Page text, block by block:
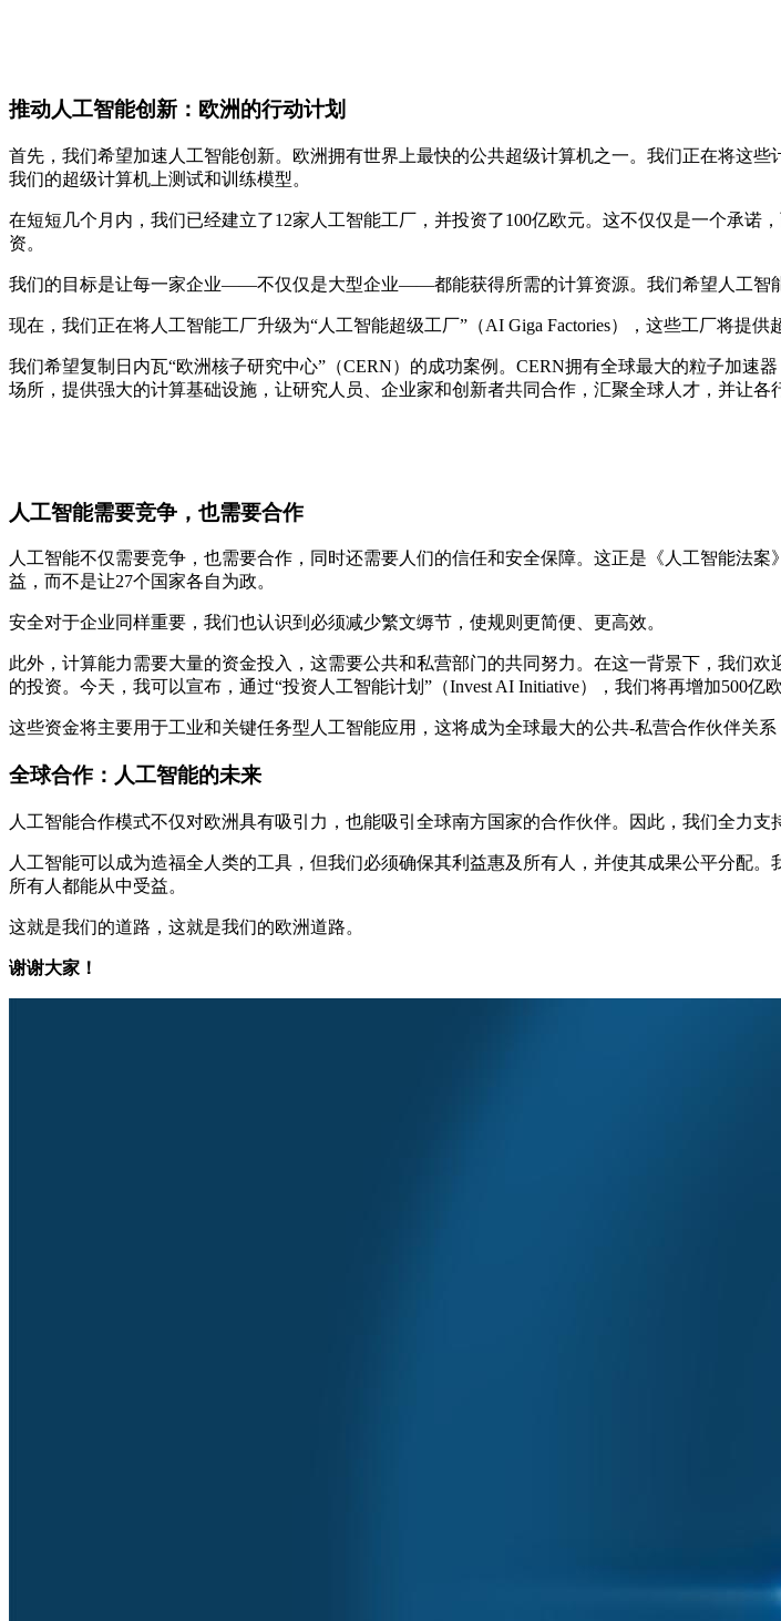
推动人工智能创新：欧洲的行动计划
首先，我们希望加速人工智能创新。欧洲拥有世界上最快的公共超级计算机之一。我们正在将这
我们的超级计算机上测试和训练模型。
在短短几个月内，我们已经建立了12家人工智能工厂，并投资了100亿欧元。这不仅仅是一个承
资。
我们的目标是让每一家企业——不仅仅是大型企业——都能获得所需的计算资源。我们希望人工智
现在，我们正在将人工智能工厂升级为“人工智能超级工厂”（AI Giga Factories），这些工厂将提
我们希望复制日内瓦“欧洲核子研究中心”（CERN）的成功案例。CERN拥有全球最大的粒子加
场所，提供强大的计算基础设施，让研究人员、企业家和创新者共同合作，汇聚全球人才，并让各
人工智能需要竞争，也需要合作
人工智能不仅需要竞争，也需要合作，同时还需要人们的信任和安全保障。这正是《人工智能法
益，而不是让27个国家各自为政。
安全对于企业同样重要，我们也认识到必须减少繁文缛节，使规则更简便、更高效。
此外，计算能力需要大量的资金投入，这需要公共和私营部门的共同努力。在这一背景下，我们欢
的投资。今天，我可以宣布，通过“投资人工智能计划”（Invest AI Initiative），我们将再增加500亿
这些资金将主要用于工业和关键任务型人工智能应用，这将成为全球最大的公共-私营合作伙伴关系
全球合作：人工智能的未来
人工智能合作模式不仅对欧洲具有吸引力，也能吸引全球南方国家的合作伙伴。因此，我们全力支
人工智能可以成为造福全人类的工具，但我们必须确保其利益惠及所有人，并使其成果公平分配
所有人都能从中受益。
这就是我们的道路，这就是我们的欧洲道路。
谢谢大家！